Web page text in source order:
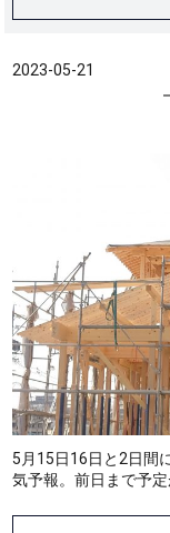
2023-05-21
5月15日16日と2日間
気予報。前日まで予